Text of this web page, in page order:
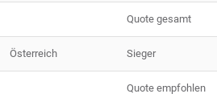
Quote gesamt
Österreich Sieger
Quote empfohlen